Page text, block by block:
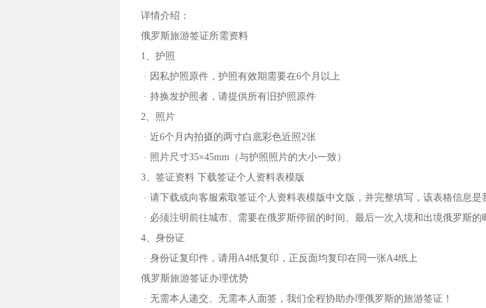
详情介绍：
俄罗斯旅游签证所需资料
1、护照
· 因私护照原件，护照有效期需要在6个月以上
· 持换发护照者，请提供所有旧护照原件
2、照片
· 近6个月内拍摄的两寸白底彩色近照2张
· 照片尺寸35×45mm（与护照照片的大小一致）
3、签证资料 下载签证个人资料表模版
· 请下载或向客服索取签证个人资料表模版中文版，并完整填写，该表格信息
· 必须注明前往城市、需要在俄罗斯停留的时间、最后一次入境和出境俄罗斯的
4、身份证
· 身份证复印件，请用A4纸复印，正反面均复印在同一张A4纸上
俄罗斯旅游签证办理优势
· 无需本人递交、无需本人面签，我们全程协助办理俄罗斯的旅游签证！